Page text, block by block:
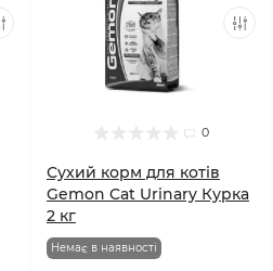
0
Сухий корм для котів
Gemon Cat Urinary Курка
2 кг
Немає в наявності